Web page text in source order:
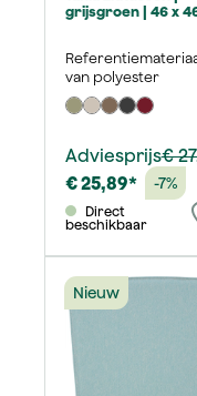
grijsgroen | 46 x
van polyester
Adviesprijs€
€ 25,89*
-7%
beschikbaar
Nieuw